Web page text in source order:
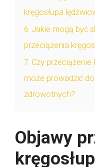
kręgosłupa
6 Jakie mogą być
przeciążenia
7 Czy przeciążenie
może prowadzić
zdrowotnych?
Objawy